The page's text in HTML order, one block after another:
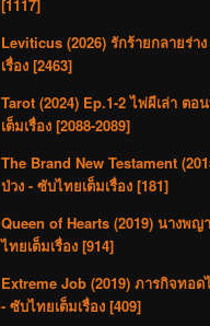
[1117]
Leviticus (2026) รักร้ายกลายร่า
เรื่อง [2463]
Tarot (2024) Ep.1-2 ไพ่ผีเล่า ตอ
เต็มเรื่อง [2088-2089]
The Brand New Testament
ป่วง - ซับไทยเต็มเรื่อง [181]
Queen of Hearts (2019) นางพ
ไทยเต็มเรื่อง [914]
Extreme Job (2019) ภารกิจทอ
- ซับไทยเต็มเรื่อง [409]